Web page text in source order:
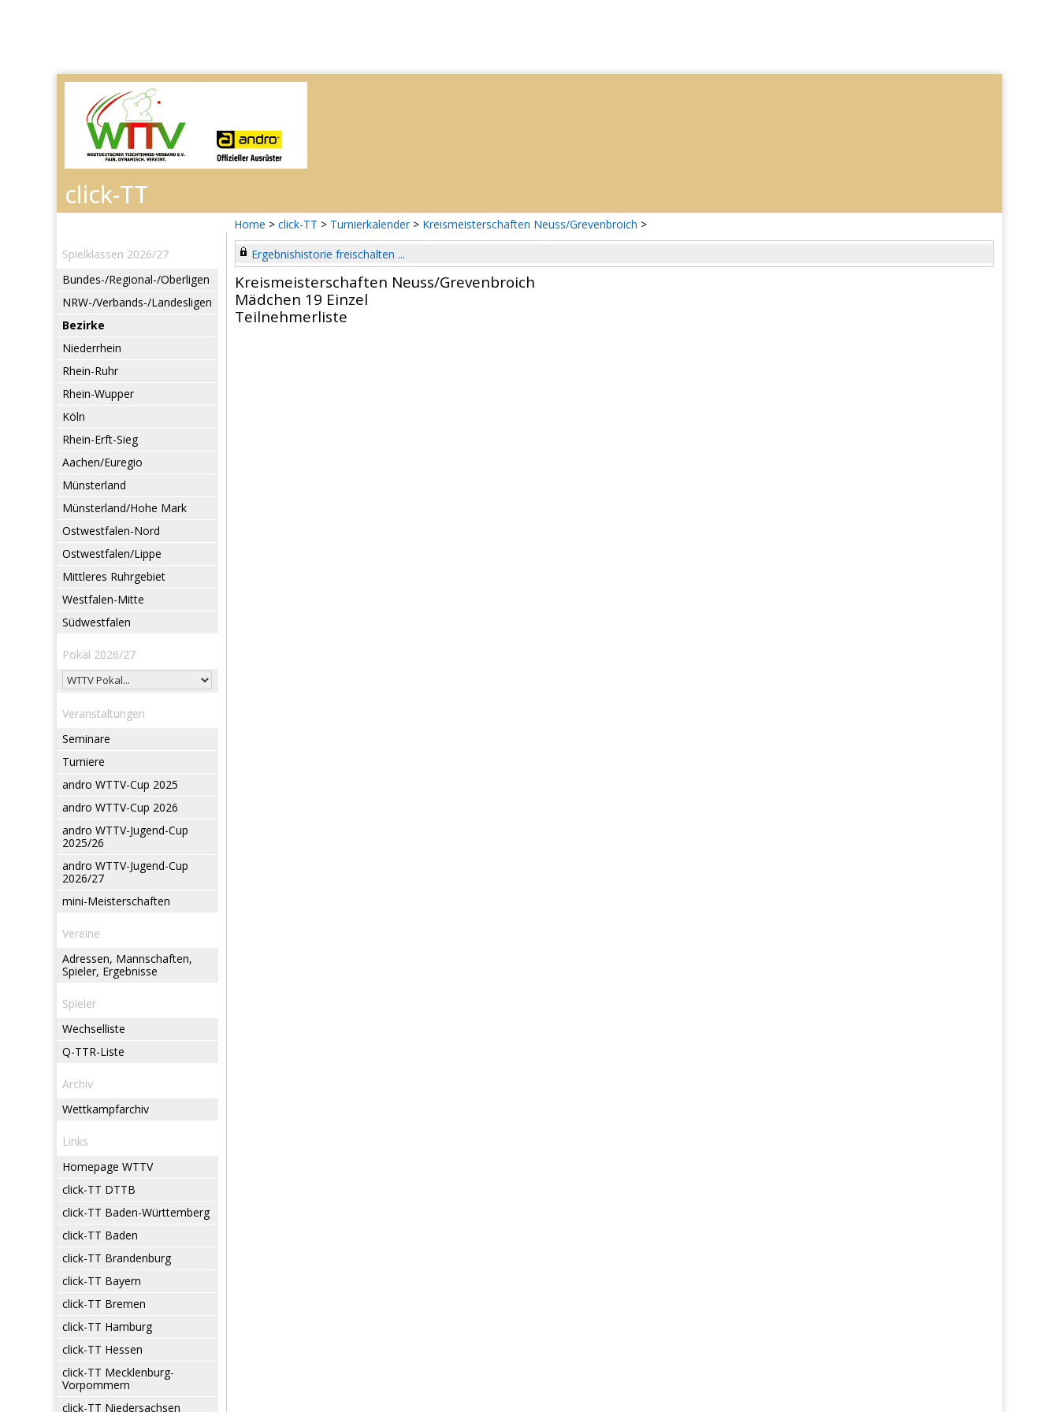
Home > click-TT > Turnierkalender > Kreismeisterschaften Neuss/Grevenbroich >
Spielklassen 2026/27
Bundes-/Regional-/Oberligen
NRW-/Verbands-/Landesligen
Bezirke
Niederrhein
Rhein-Ruhr
Rhein-Wupper
Köln
Rhein-Erft-Sieg
Aachen/Euregio
Münsterland
Münsterland/Hohe Mark
Ostwestfalen-Nord
Ostwestfalen/Lippe
Mittleres Ruhrgebiet
Westfalen-Mitte
Südwestfalen
Pokal 2026/27
Veranstaltungen
Seminare
Turniere
andro WTTV-Cup 2025
andro WTTV-Cup 2026
andro WTTV-Jugend-Cup
2025/26
andro WTTV-Jugend-Cup
2026/27
mini-Meisterschaften
Vereine
Adressen, Mannschaften,
Spieler, Ergebnisse
Spieler
Wechselliste
Q-TTR-Liste
Archiv
Wettkampfarchiv
Links
Homepage WTTV
click-TT DTTB
click-TT Baden-Württemberg
click-TT Baden
click-TT Brandenburg
click-TT Bayern
click-TT Bremen
click-TT Hamburg
click-TT Hessen
click-TT Mecklenburg-
Vorpommern
click-TT Niedersachsen
Ergebnishistorie freischalten ...
Kreismeisterschaften Neuss/Grevenbroich
Mädchen 19 Einzel
Teilnehmerliste